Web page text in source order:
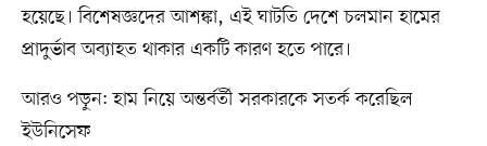
হয়েছে। বিশেষজ্ঞদের আশঙ্কা, এই ঘাটতি দেশে চলমান হামের
প্রাদুর্ভাব অব্যাহত থাকার একটি কারণ হতে পারে।
আরও পড়ুন: হাম নিয়ে অন্তর্বর্তী সরকারকে সতর্ক করেছিল
ইউনিসেফ